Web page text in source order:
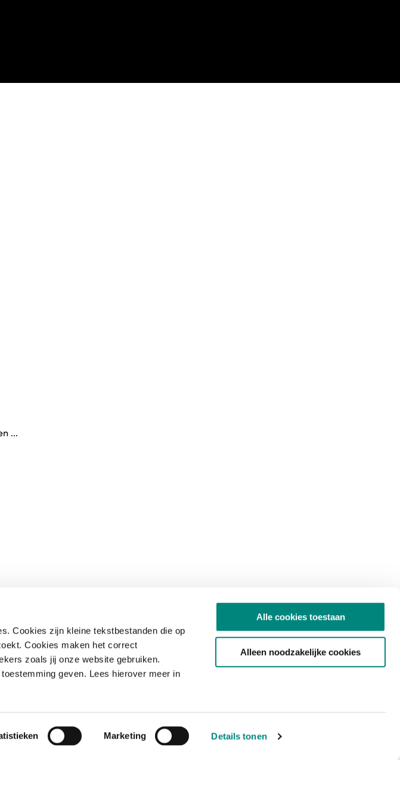
Cookies zijn kleine tekstbestanden die op
Cookies maken het correct
zoals jij onze website gebruiken.
geven. Lees hierover meer in
Marketing Details tonen
Alle cookies toestaan
Alleen noodzakelijke cookies
...